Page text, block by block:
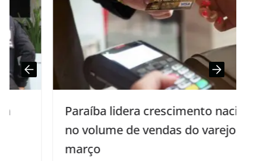
Paraíba lidera crescimento nacional
no volume de vendas do varejo, em